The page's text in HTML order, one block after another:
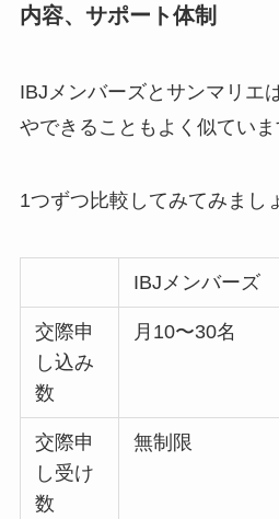
内容、サポート体制
IBJメンバーズとサンマリエ
やできることもよく似ていま
1つずつ比較してみてみまし
IBJメンバーズ
交際申
し込み
数
月10〜30名
交際申
し受け
数
無制限